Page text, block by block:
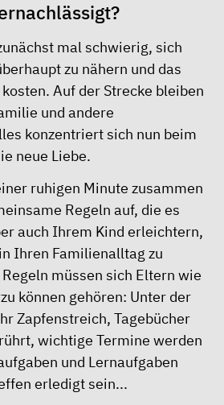
mal schwierig, sich
zu nähern und das
Auf der Strecke bleiben
und andere
konzentriert sich nun beim
neue Liebe.
ruhigen Minute zusammen
Regeln auf, die es
auch Ihrem Kind erleichtern,
Ihren Familienalltag zu
müssen sich Eltern wie
können gehören: Unter der
Zapfenstreich, Tagebücher
wichtige Termine werden
und Lernaufgaben
erledigt sein...